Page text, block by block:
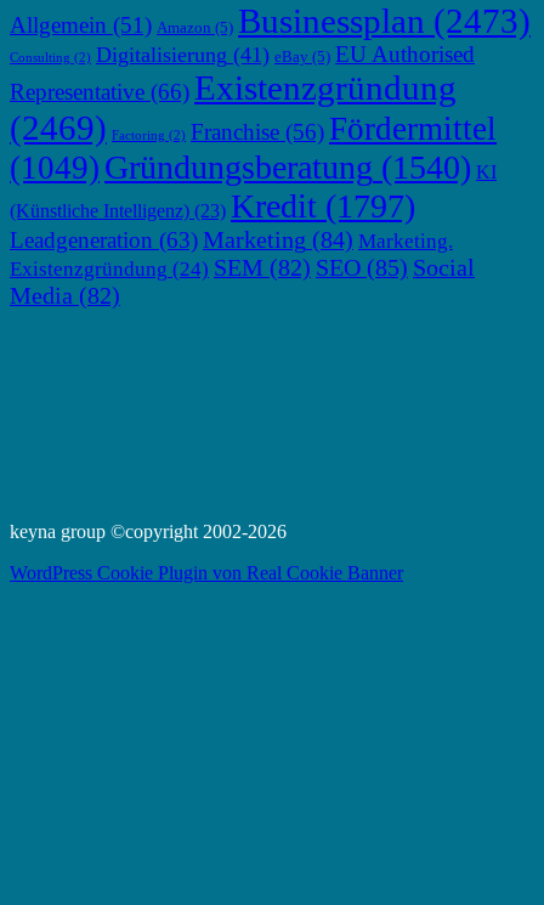
Allgemein (51) Amazon (5) Businessplan (2473)
Consulting (2) Digitalisierung (41) eBay (5) EU Authorised
Representative (66) Existenzgründung
(2469) Factoring (2) Franchise (56) Fördermittel
(1049) Gründungsberatung (1540) KI
(Künstliche Intelligenz) (23) Kredit (1797)
Leadgeneration (63)Marketing (84) Marketing.
Existenzgründung (24) SEM (82) SEO (85) Social
Media (82)
keyna group ©copyright 2002-2026
WordPress Cookie Plugin von Real Cookie Banner